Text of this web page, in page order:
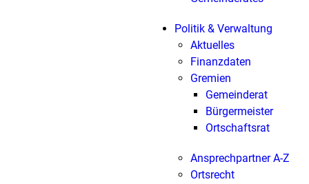
Politik & Verwaltung
Aktuelles
Finanzdaten
Gremien
Gemeinderat
Bürgermeister
Ortschaftsrat
Ansprechpartner A-Z
Ortsrecht